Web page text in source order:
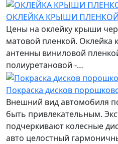
ОКЛЕЙКА КРЫШИ
Цены на оклейку крыши
матовой пленкой. Оклейка
антенны виниловой
полиуретановой -…
Покраска дисков
Внешний вид автомобиля
быть привлекательным.
подчеркивают колесные
авто целостный